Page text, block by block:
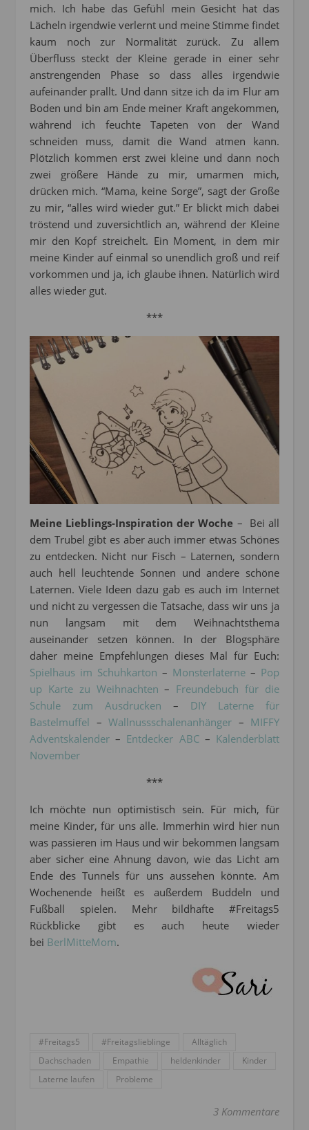
mich. Ich habe das Gefühl mein Gesicht hat das
Lächeln irgendwie verlernt und meine Stimme findet
kaum noch zur Normalität zurück. Zu allem
Überfluss steckt der Kleine gerade in einer sehr
anstrengenden Phase so dass alles irgendwie
aufeinander prallt. Und dann sitze ich da im Flur am
Boden und bin am Ende meiner Kraft angekommen,
während ich feuchte Tapeten von der Wand
schneiden muss, damit die Wand atmen kann.
Plötzlich kommen erst zwei kleine und dann noch
zwei größere Hände zu mir, umarmen mich,
drücken mich. “Mama, keine Sorge”, sagt der Große
zu mir, “alles wird wieder gut.” Er blickt mich dabei
tröstend und zuversichtlich an, während der Kleine
mir den Kopf streichelt. Ein Moment, in dem mir
meine Kinder auf einmal so unendlich groß und reif
vorkommen und ja, ich glaube ihnen. Natürlich wird
alles wieder gut.
***
Meine Lieblings-Inspiration der Woche – Bei all
dem Trubel gibt es aber auch immer etwas Schönes
zu entdecken. Nicht nur Fisch – Laternen, sondern
auch hell leuchtende Sonnen und andere schöne
Laternen. Viele Ideen dazu gab es auch im Internet
und nicht zu vergessen die Tatsache, dass wir uns ja
nun langsam mit dem Weihnachtsthema
auseinander setzen können. In der Blogsphäre
daher meine Empfehlungen dieses Mal für Euch:
Spielhaus im Schuhkarton – Monsterlaterne – Pop
up Karte zu Weihnachten – Freundebuch für die
Schule zum Ausdrucken – DIY Laterne für
Bastelmuffel – Wallnussschalenanhänger – MIFFY
Adventskalender – Entdecker ABC– Kalenderblatt
November
***
Ich möchte nun optimistisch sein. Für mich, für
meine Kinder, für uns alle. Immerhin wird hier nun
was passieren im Haus und wir bekommen langsam
aber sicher eine Ahnung davon, wie das Licht am
Ende des Tunnels für uns aussehen könnte. Am
Wochenende heißt es außerdem Buddeln und
Fußball spielen. Mehr bildhafte #Freitags5
Rückblicke gibt es auch heute wieder
bei BerlMitteMom.
#Freitags5 #Freitagslieblinge
Alltäglich
Dachschaden
Empathie heldenkinder
Kinder
Laterne laufen
Probleme
3 Kommentare